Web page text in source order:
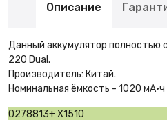
Описание
Данный аккумулятор полностью
220 Dual.
Производитель: Китай.
Номинальная ёмкость - 1020 мА·ч
0278813+ X1510